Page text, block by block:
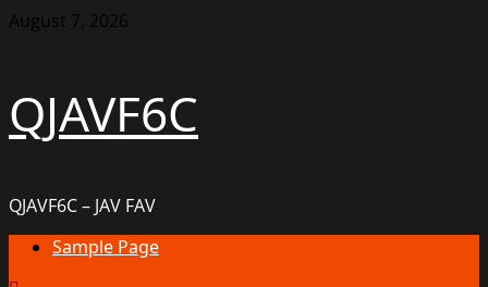
Skip
August 7, 2026
QJAVF6C
QJAVF6C – JAV FAV
PrimarySample Page